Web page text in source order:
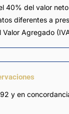
del valor
diferentes a
Valor Agregado
y en